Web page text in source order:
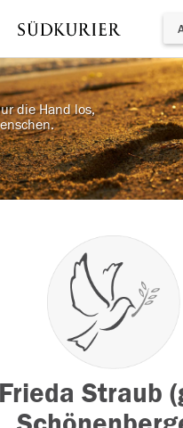
die Hand los,
Frieda Straub